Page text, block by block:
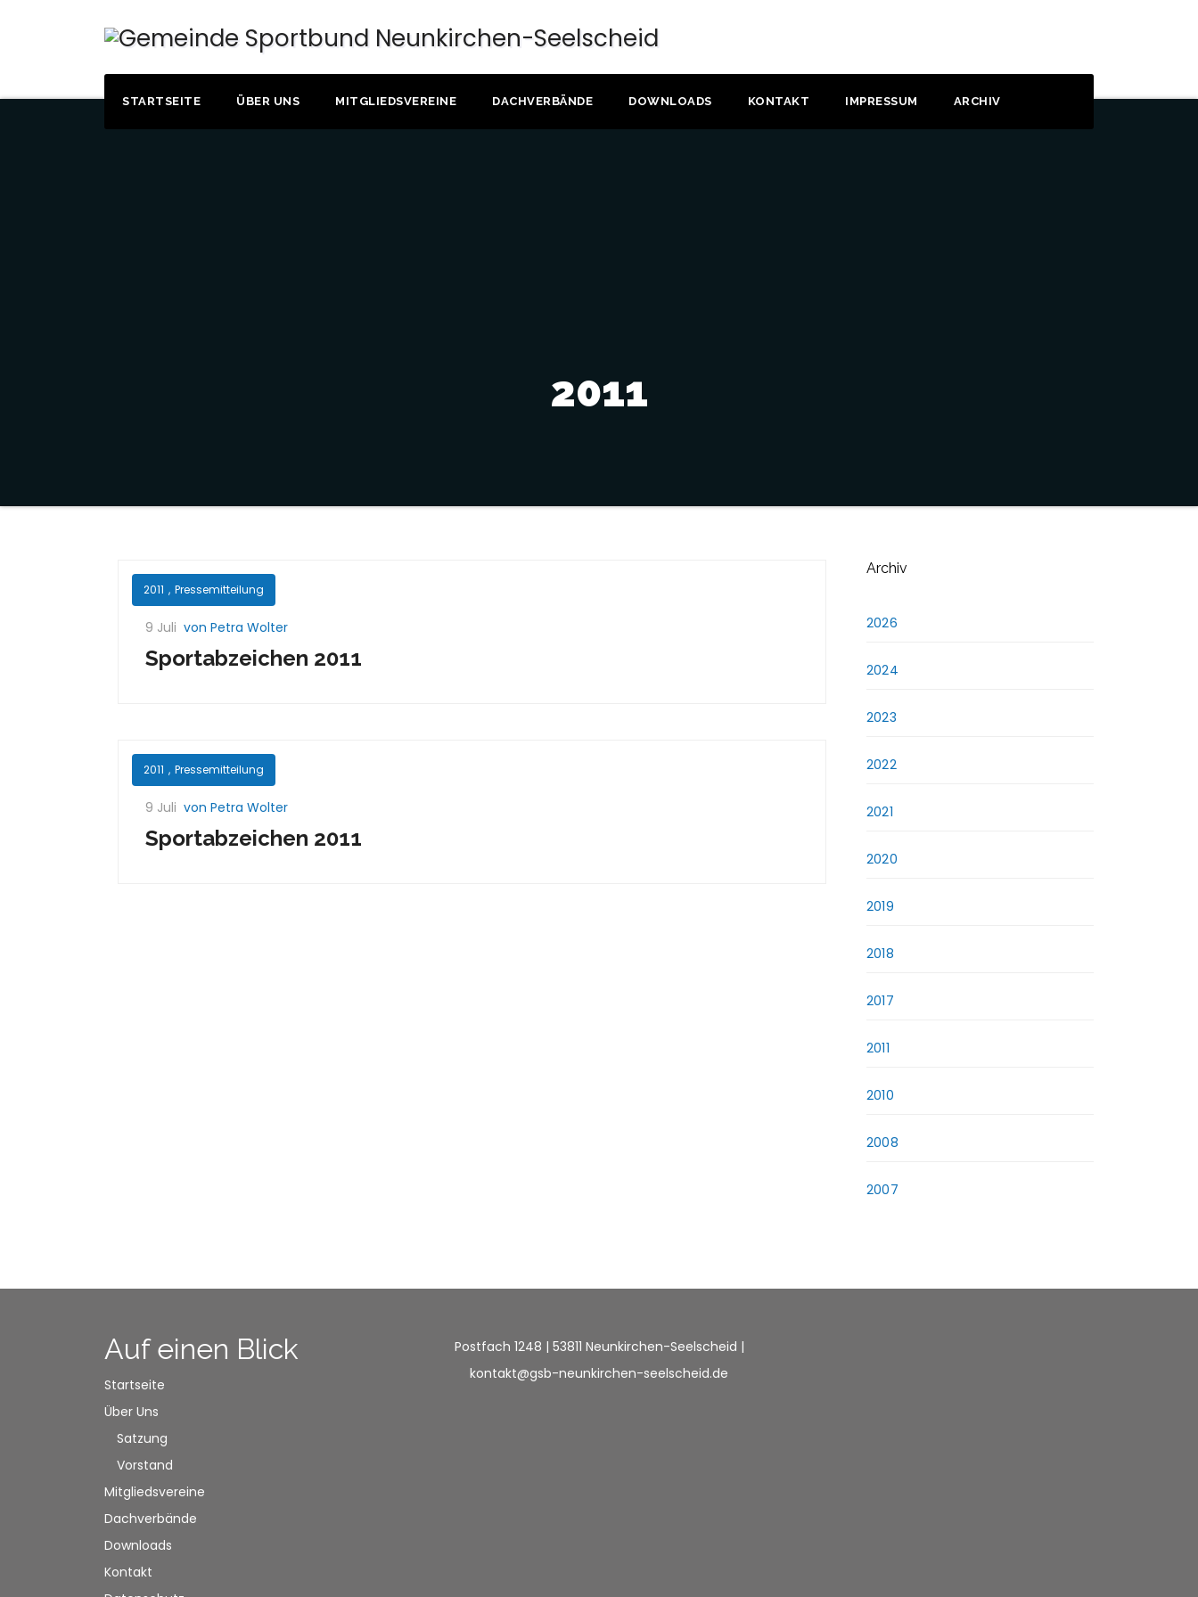
STARTSEITE ÜBER UNS MITGLIEDSVEREINE DACHVERBÄNDE DOWNLOADS KONTAKT IMPRESSUM ARCHIV
2011
2011 , Pressemitteilung
9 Juli von Petra Wolter
Sportabzeichen 2011
2011 , Pressemitteilung
9 Juli von Petra Wolter
Sportabzeichen 2011
Archiv
2026
2024
2023
2022
2021
2020
2019
2018
2017
2011
2010
2008
2007
Auf einen Blick
Startseite
Über Uns
Satzung
Vorstand
Mitgliedsvereine
Dachverbände
Downloads
Kontakt
Postfach 1248 | 53811 Neunkirchen-Seelscheid |
kontakt@gsb-neunkirchen-seelscheid.de